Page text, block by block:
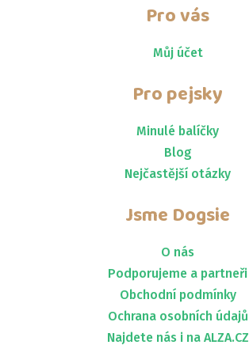
Pro vás
Můj účet
Pro pejsky
Minulé balíčky
Blog
Nejčastější otázky
Jsme Dogsie
O nás
Podporujeme a partneři
Obchodní podmínky
Ochrana osobních údajů
Najdete nás i na ALZA.CZ